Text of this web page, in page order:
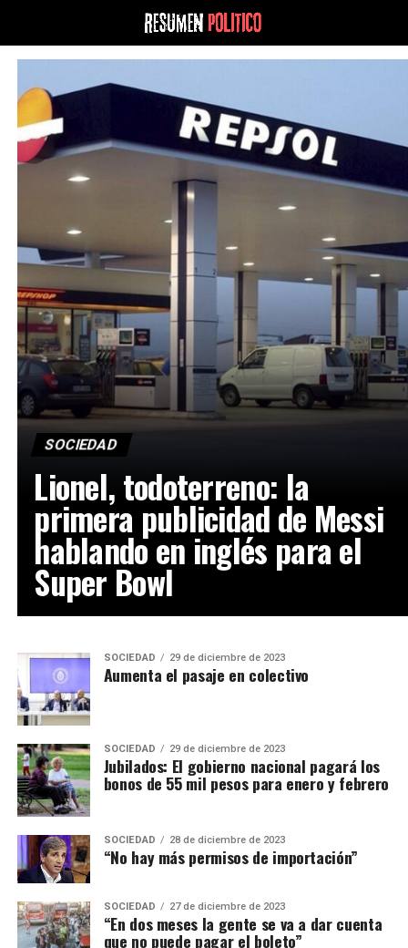
SOCIEDAD
Lionel, todoterreno: la
primera publicidad de Messi
hablando en inglés para el
Super Bowl
SOCIEDAD 29 de diciembre de 2023
Aumenta el pasaje en colectivo
SOCIEDAD 29 de diciembre de 2023
Jubilados: El gobierno nacional pagará los
bonos de 55 mil pesos para enero y febrero
SOCIEDAD 28 de diciembre de 2023
“No hay más permisos de importación”
SOCIEDAD 27 de diciembre de 2023
“En dos meses la gente se va a dar cuenta
que no puede pagar el boleto”